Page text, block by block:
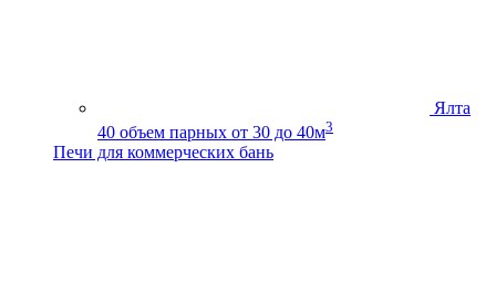
Ялта
40 объем парных от 30 до 40м3
Печи для коммерческих бань